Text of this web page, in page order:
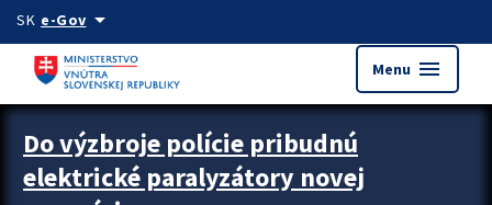
Preskocit na hlavný obsah
SK e-Govarrow_drop_down
Menu menu
Zastavit automatický posun upútavok
Do výzbroje polície pribudnú
elektrické paralyzátory novej